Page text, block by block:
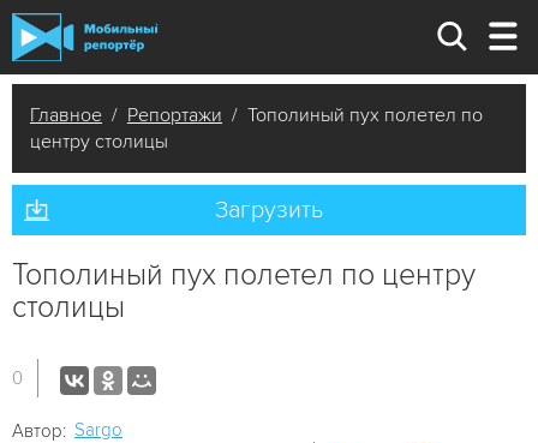
Главное / Репортажи / Тополиный пух полетел по
центру столицы
Загрузить
Тополиный пух полетел по центру
столицы
0
Автор: Sargo